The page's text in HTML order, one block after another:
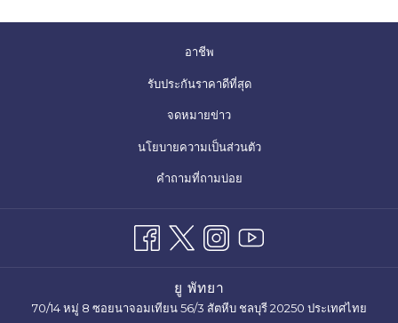
อาชีพเปิด
ใหม่
รับประกันราคาดีที่สุดเปิด
ใหม่
จดหมายข่าว
นโยบายความเป็นส่วนตัวเปิด
คำถามที่ถามบ่อย
ยู พัทยา
70/14 หมู่ 8 ซอยนาจอมเทียน 56/3 สัตหีบ ชลบุรี 20250 ประเทศไทย